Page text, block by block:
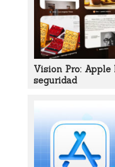
Vision Pro:
seguridad